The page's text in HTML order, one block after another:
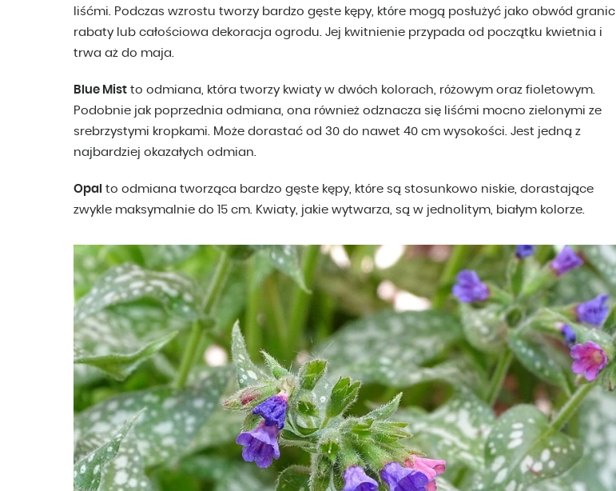
liśćmi. Podczas wzrostu tworzy bardzo gęste kępy, które mogą posłużyć jako obwód granic
rabaty lub całościowa dekoracja ogrodu. Jej kwitnienie przypada od początku kwietnia i
trwa aż do maja.
Blue Mist to odmiana, która tworzy kwiaty w dwóch kolorach, różowym oraz fioletowym.
Podobnie jak poprzednia odmiana, ona również odznacza się liśćmi mocno zielonymi ze
srebrzystymi kropkami. Może dorastać od 30 do nawet 40 cm wysokości. Jest jedną z
najbardziej okazałych odmian.
Opal to odmiana tworząca bardzo gęste kępy, które są stosunkowo niskie, dorastające
zwykle maksymalnie do 15 cm. Kwiaty, jakie wytwarza, są w jednolitym, białym kolorze.